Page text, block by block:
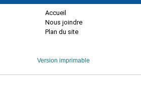
Accueil
Nous joindre
Plan du site
Version imprimable